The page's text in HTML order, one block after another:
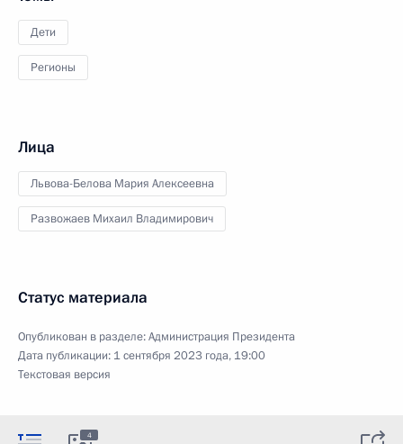
Дети
Регионы
Лица
Львова-Белова Мария Алексеевна
Развожаев Михаил Владимирович
Статус материала
Опубликован в разделе:Администрация Президента
Дата публикации: 1 сентября 2023 года, 19:00
Текстовая версия
4